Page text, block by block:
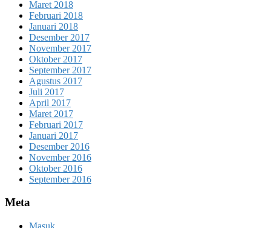
Maret 2018
Februari 2018
Januari 2018
Desember 2017
November 2017
Oktober 2017
September 2017
Agustus 2017
Juli 2017
April 2017
Maret 2017
Februari 2017
Januari 2017
Desember 2016
November 2016
Oktober 2016
September 2016
Meta